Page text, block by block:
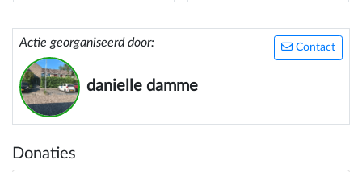
Contact
Actie georganiseerd door:
danielle damme
Donaties